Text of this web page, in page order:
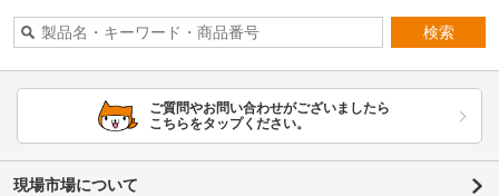
検索
ご質問やお問い合わせがございましたら
こちらをタップください。
現場市場について